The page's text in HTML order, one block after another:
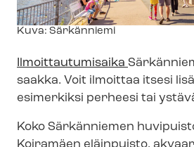
Kuvateksti
Kuva: Särkänniemi
Il­moit­tau­tu­mi­sai­ka
saakka. Voit ilmoittaa itsesi
esimerkiksi perheesi tai
Koko Särkänniemen